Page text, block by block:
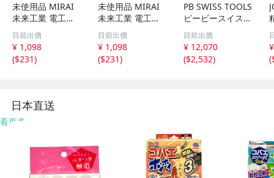
未使用品 MIRAI
未来工業 電工ド
ライバー プラス
ドライバー + マ
イナスドライバー
DRP-150E DRM-
目前出價
¥ 1,098
($231)
未使用品 MIRAI
未来工業 電工ド
ライバー プラス
ドライバー + マ
イナスドライバー
DRP-150E DRM-
目前出價
¥ 1,098
($231)
PB SWISS TOOLS
ピービースイスツ
ールズ スイスグ
リップEVO ピッ
クツール4本組 台
紙付 38680.CN♪
目前出價
¥ 12,070
($2,532)
(
日本直送
看更多